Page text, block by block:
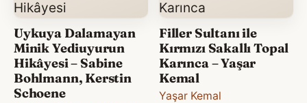
Uykuya Dalamayan
Minik Yediuyurun
Hikâyesi – Sabine
Bohlmann, Kerstin
Schoene
Filler Sultanı ile
Kırmızı Sakallı Topal
Karınca – Yaşar
Kemal
Yaşar Kemal